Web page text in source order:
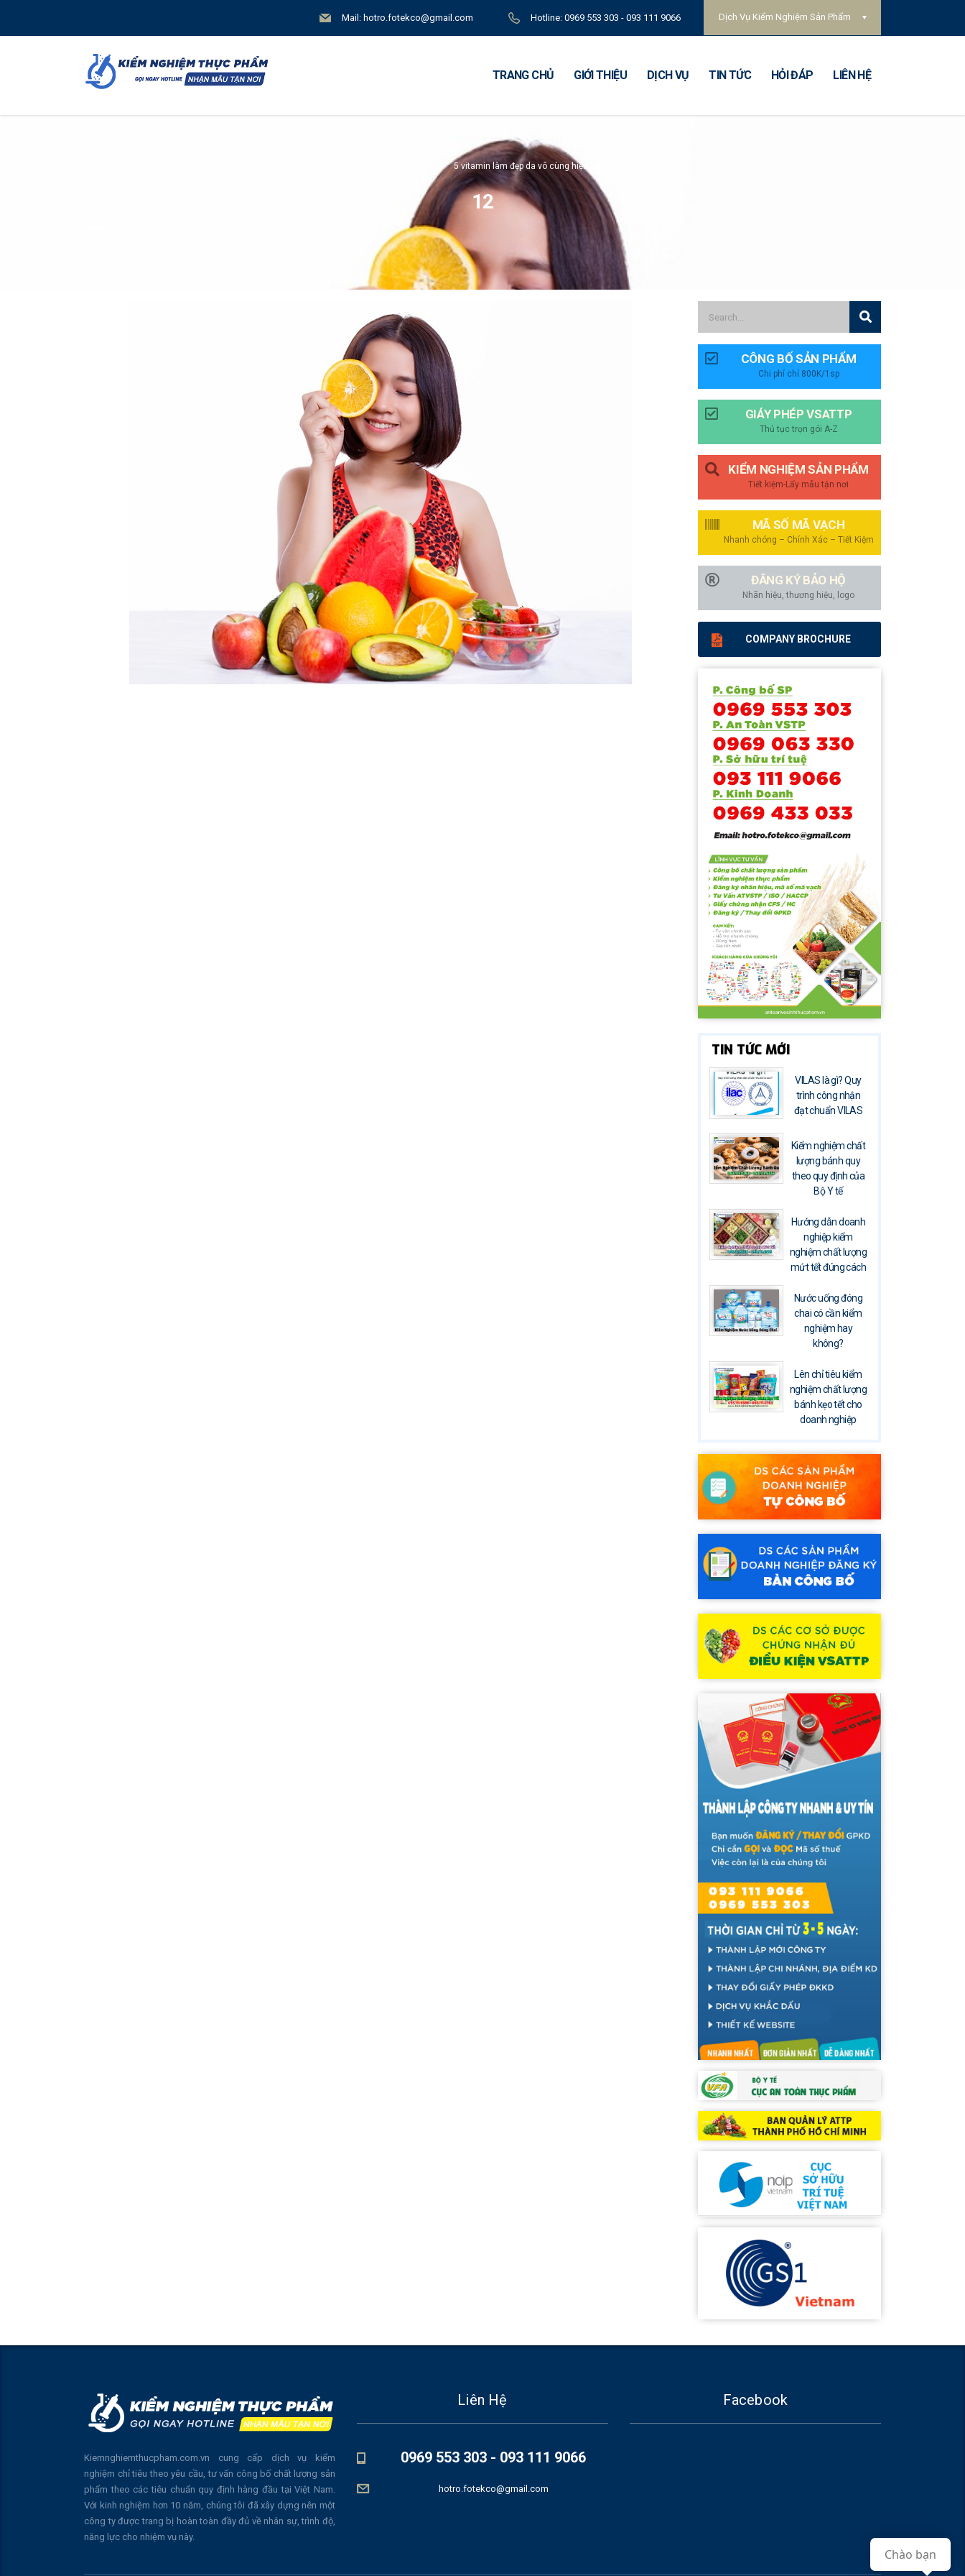
Dịch Vụ Kiểm Nghiệm Sản Phẩm
Mail: hotro.fotekco@gmail.com Hotline: 0969 553 303 - 093 111 9066
TRANG CHỦ GIỚI THIỆU DỊCH VỤ TIN TỨC HỎI ĐÁP LIÊN HỆ
5 vitamin làm đẹp da vô cùng hiệu quả
12
CÔNG BỐ SẢN PHẨM
Chi phí chỉ 800K/1sp
GIÁY PHÉP VSATTP
Thủ tục trọn gói A-Z
KIỂM NGHIỆM SẢN PHẨM
Tiết kiệm-Lấy mẫu tận nơi
MÃ SỐ MÃ VẠCH
Nhanh chóng – Chính Xác – Tiết Kiệm
ĐĂNG KÝ BẢO HỘ
Nhãn hiệu, thương hiệu, logo
COMPANY BROCHURE
TIN TỨC MỚI
VILAS là gì? Quy
trình công nhận
đạt chuẩn VILAS
Kiểm nghiệm chất
lượng bánh quy
theo quy định của
Bộ Y tế
Hướng dẫn doanh
nghiệp kiểm
nghiệm chất lượng
mứt tết đúng cách
Nước uống đóng
chai có cần kiểm
nghiệm hay
không?
Lên chỉ tiêu kiểm
nghiệm chất lượng
bánh kẹo tết cho
doanh nghiệp
Kiemnghiemthucpham.com.vn cung cấp dịch vụ kiểm
nghiệm chỉ tiêu theo yêu cầu, tư vấn công bố chất lượng sản
phẩm theo các tiêu chuẩn quy định hàng đầu tại Việt Nam.
Với kinh nghiệm hơn 10 năm, chúng tôi đã xây dựng nên một
công ty được trang bị hoàn toàn đầy đủ về nhân sự, trình độ,
năng lực cho nhiệm vụ này.
Liên Hệ
0969 553 303 - 093 111 9066
hotro.fotekco@gmail.com
Facebook
Chào bạn